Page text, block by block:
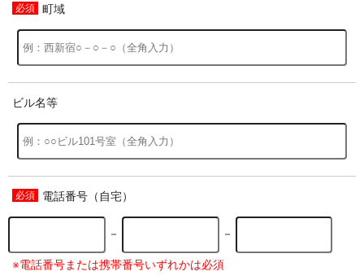
町域
ビル名等
電話番号（自宅）
－ －
※電話番号または携帯番号いずれかは必須